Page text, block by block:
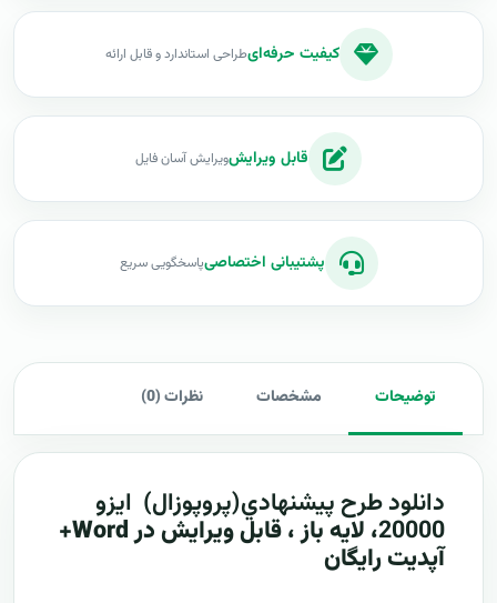
کیفیت حرفه‌ایطراحی استاندارد و قابل ارائه
قابل ویرایشویرایش آسان فایل
پشتیبانی اختصاصیپاسخگویی سریع
توضیحات مشخصات نظرات (0)
دانلود طرح پيشنهادي(پروپوزال) ایزو
20000 ، لایه باز ، قابل ویرایش در Word+
آپدیت رایگان